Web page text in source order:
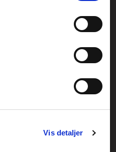
Vis detaljer
Opret reklamation